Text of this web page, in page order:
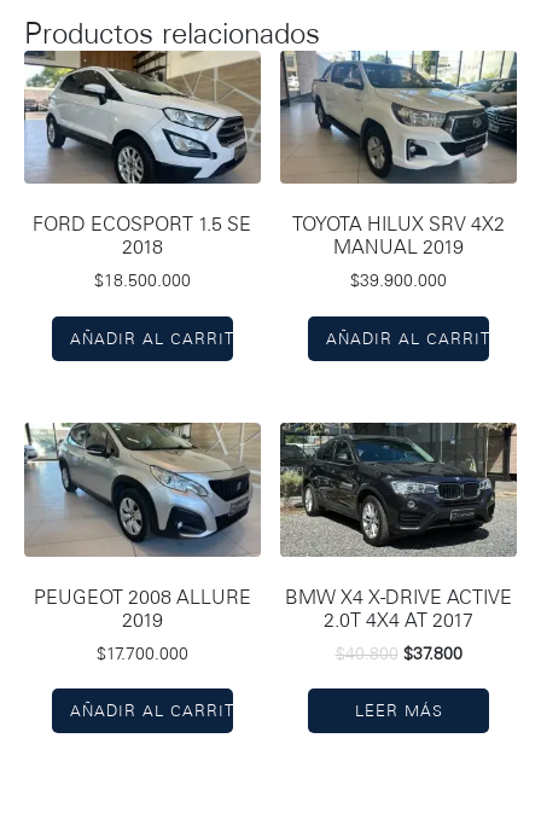
Productos relacionados
FORD ECOSPORT 1.5 SE
2018
$18.500.000
AÑADIR AL CARRITO
TOYOTA HILUX SRV 4X2
MANUAL 2019
$39.900.000
AÑADIR AL CARRITO
PEUGEOT 2008 ALLURE
2019
$17.700.000
AÑADIR AL CARRITO
BMW X4 X-DRIVE ACTIVE
2.0T 4X4 AT 2017
$40.800 $37.800
LEER MÁS